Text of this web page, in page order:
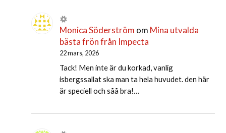
Monica Söderström om Mina utvalda
bästa frön från Impecta
22 mars, 2026
Tack! Men inte är du korkad, vanlig
isbergssallat ska man ta hela huvudet. den här
är speciell och såå bra!…